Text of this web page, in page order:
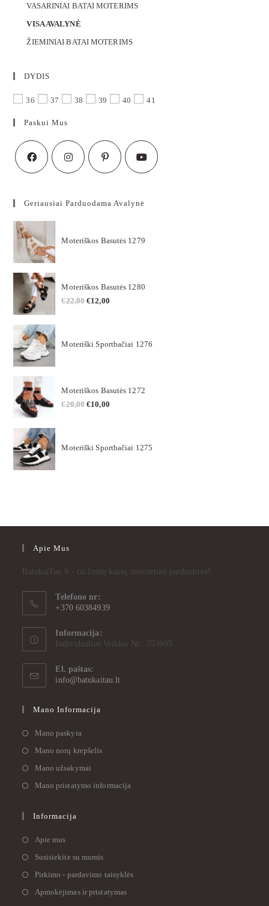
VASARINIAI BATAI MOTERIMS
VISA AVALYNĖ
ŽIEMINIAI BATAI MOTERIMS
DYDIS
36 37 38 39 40 41
Paskui Mus
Geriausiai Parduodama Avalynė
Moteriškos Basutės 1279
Moteriškos Basutės 1280
€22,00 €12,00
Moteriški Sportbačiai 1276
Moteriškos Basutės 1272
€20,00 €10,00
Moteriški Sportbačiai 1275
Apie Mus
BatukaiTau.lt - tai žemų kainų internetinė parduotuvė!
Telefono nr:
+370 60384939
Informacija:
Individualios Veiklos Nr.: 753905
El. paštas:
info@batukaitau.lt
Mano Informacija
Mano paskyra
Mano norų krepšelis
Mano užsakymai
Mano pristatymo informacija
Informacija
Apie mus
Susisiekite su mumis
Pirkimo - pardavimo taisyklės
Apmokėjimas ir pristatymas